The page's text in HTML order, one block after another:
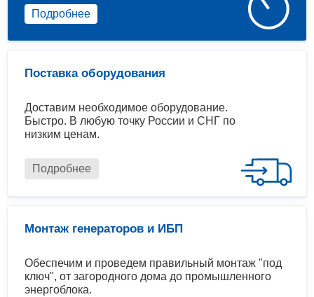
Поставка оборудования
Доставим необходимое оборудование.
Быстро. В любую точку России и СНГ по
низким ценам.
Подробнее
Монтаж генераторов и ИБП
Обеспечим и проведем правильный монтаж "под
ключ", от загородного дома до промышленного
энергоблока.
Подробнее